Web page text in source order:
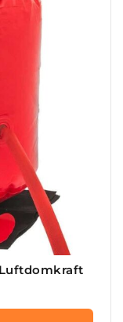
Luftdomkraft